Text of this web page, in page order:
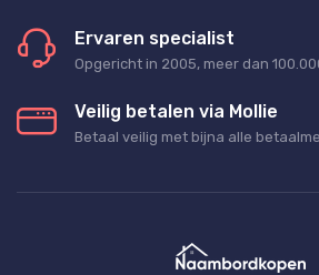
Ervaren specialist
Opgericht in 2005, meer dan
Veilig betalen via Mollie
Betaal veilig met bijna alle